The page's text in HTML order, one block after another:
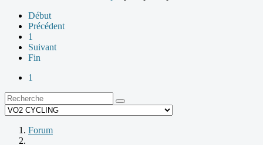
Début
Précédent
1
Suivant
Fin
1
Forum